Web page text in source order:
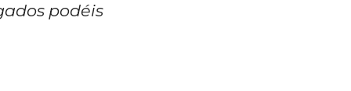
podéis